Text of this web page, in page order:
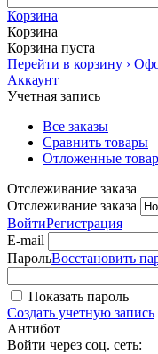
Корзина
Корзина
Корзина пуста
Перейти в корзину ›
Аккаунт
Учетная запись
Все заказы
Сравнить товары
Отложенные
Отслеживание заказа
Отслеживание заказа
ВойтиРегистрация
E-mail
ПарольВосстановить
Показать пароль
Создать учетную запись
Антибот
Войти через соц. сеть: